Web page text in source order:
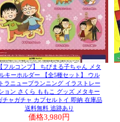
【フルコンプ】 ちびまる子ちゃん メタ
ルキーホルダー 【全5種セット】 ウル
トラニュープランニング イラストレー
ョン さくら ももこ グッズ メタキー
チャガチャ カプセルトイ 即納 在庫品
送料無料 追跡あり
価格3,980円